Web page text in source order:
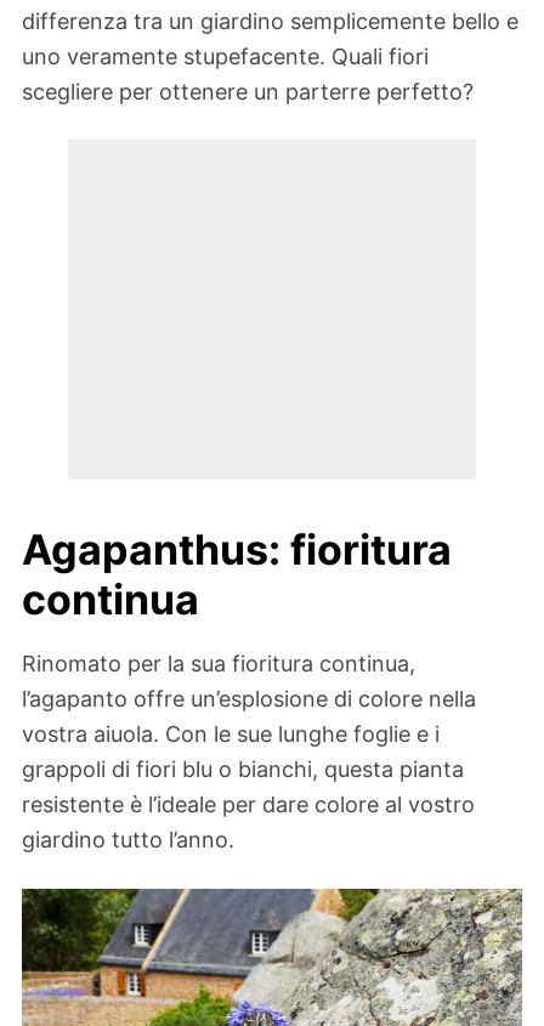
differenza tra un giardino semplicemente bello e
uno veramente stupefacente. Quali fiori
scegliere per ottenere un parterre perfetto?
Agapanthus: fioritura
continua
Rinomato per la sua fioritura continua,
l’agapanto offre un’esplosione di colore nella
vostra aiuola. Con le sue lunghe foglie e i
grappoli di fiori blu o bianchi, questa pianta
resistente è l’ideale per dare colore al vostro
giardino tutto l’anno.